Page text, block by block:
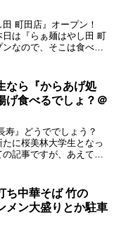
田 町田店』オープン！
日は『らぁ麺はやし田 町
なので、そこは食べに
みたいな事をやっている
...
なら『からあげ処
げ食べるでしょ？＠
寿』どうででしょう？
たに桜美林大学生となっ
記事ですが、あえて言
らあげ処 長寿』です
帯によっては桜...
ち中華そば 竹の
メン大盛りとか駐車